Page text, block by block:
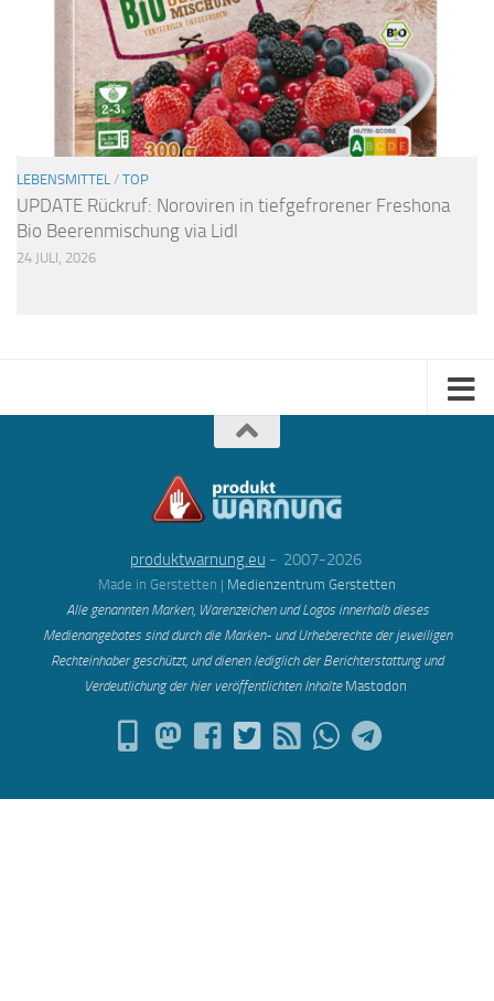
LEBENSMITTEL / TOP
UPDATE Rückruf: Noroviren in tiefgefrorener Freshona
Bio Beerenmischung via Lidl
24 JULI, 2026
produktwarnung.eu - 2007-2026
Made in Gerstetten | Medienzentrum Gerstetten
Alle genannten Marken, Warenzeichen und Logos innerhalb dieses
Medienangebotes sind durch die Marken- und Urheberechte der jeweiligen
Rechteinhaber geschützt, und dienen lediglich der Berichterstattung und
Verdeutlichung der hier veröffentlichten Inhalte Mastodon